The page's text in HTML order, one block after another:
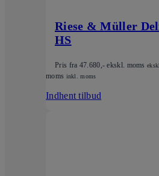
Riese & Müller
HS
Pris fra 47.680,- ekskl. moms
moms inkl. moms
Indhent tilbud